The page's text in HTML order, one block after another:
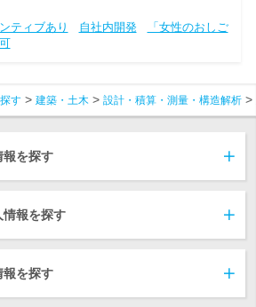
ティブあり 自社内開発
「女性のおしご
す 建築・土木 設計・積算・測量・構造解析
報を探す
情報を探す
報を探す